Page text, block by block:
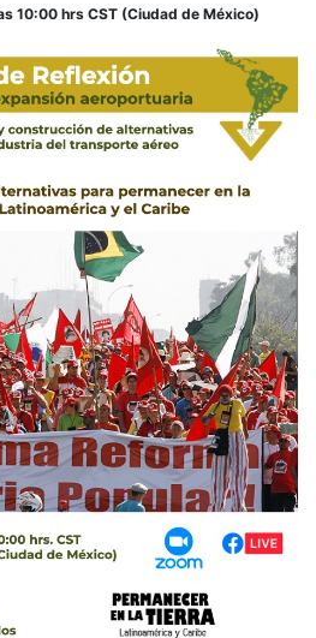
y
el
10:00 hrs CST (Ciudad de México)